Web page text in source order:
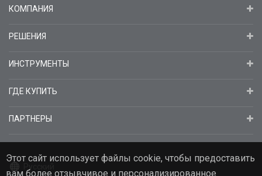
Этот сайт использует файлы cookie, чтобы предоставить
вам более отзывчивое и персонализированное
КОМПАНИЯ
РЕШЕНИЯ
ИНСТРУМЕНТЫ
ГДЕ КУПИТЬ
ПАРТНЕРЫ
Русский